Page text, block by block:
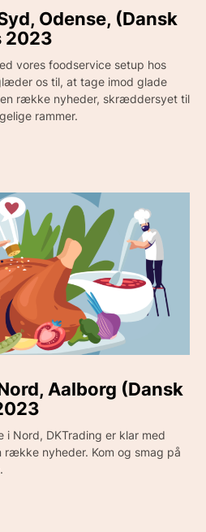
Odense, (Dansk
2023
vores foodservice setup hos
os til, at tage imod glade
række nyheder, skræddersyet til
rammer.
Aalborg (Dansk
i Nord, DKTrading er klar med
nyheder. Kom og smag på